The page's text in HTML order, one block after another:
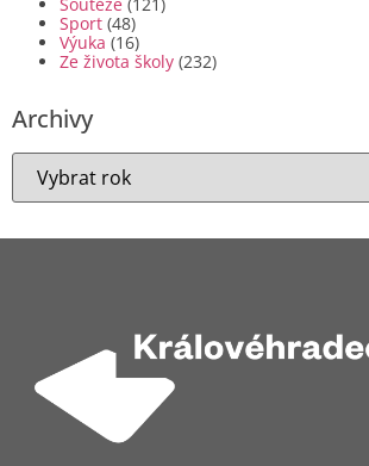
Sport (48)
Výuka (16)
Ze života školy (232)
Archivy